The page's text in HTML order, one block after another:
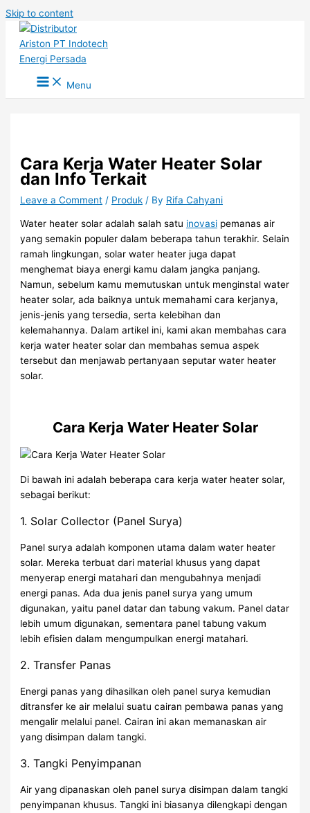
Skip to content
Menu
Cara Kerja Water Heater Solar
dan Info Terkait
Leave a Comment / Produk / By Rifa Cahyani
Water heater solar adalah salah satu inovasi pemanas air
yang semakin populer dalam beberapa tahun terakhir. Selain
ramah lingkungan, solar water heater juga dapat
menghemat biaya energi kamu dalam jangka panjang.
Namun, sebelum kamu memutuskan untuk menginstal water
heater solar, ada baiknya untuk memahami cara kerjanya,
jenis-jenis yang tersedia, serta kelebihan dan
kelemahannya. Dalam artikel ini, kami akan membahas cara
kerja water heater solar dan membahas semua aspek
tersebut dan menjawab pertanyaan seputar water heater
solar.
Cara Kerja Water Heater Solar
Di bawah ini adalah beberapa cara kerja water heater solar,
sebagai berikut:
1. Solar Collector (Panel Surya)
Panel surya adalah komponen utama dalam water heater
solar. Mereka terbuat dari material khusus yang dapat
menyerap energi matahari dan mengubahnya menjadi
energi panas. Ada dua jenis panel surya yang umum
digunakan, yaitu panel datar dan tabung vakum. Panel datar
lebih umum digunakan, sementara panel tabung vakum
lebih efisien dalam mengumpulkan energi matahari.
2. Transfer Panas
Energi panas yang dihasilkan oleh panel surya kemudian
ditransfer ke air melalui suatu cairan pembawa panas yang
mengalir melalui panel. Cairan ini akan memanaskan air
yang disimpan dalam tangki.
3. Tangki Penyimpanan
Air yang dipanaskan oleh panel surya disimpan dalam tangki
penyimpanan khusus. Tangki ini biasanya dilengkapi dengan